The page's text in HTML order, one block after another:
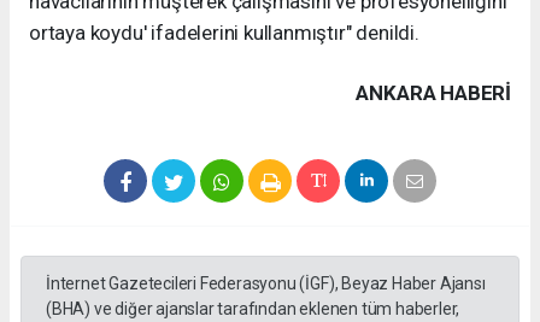
ortaya koydu' ifadelerini kullanmıştır" denildi.
ANKARA HABERİ
İnternet Gazetecileri Federasyonu (İGF), Beyaz Haber Ajansı
(BHA) ve diğer ajanslar tarafından eklenen tüm haberler,